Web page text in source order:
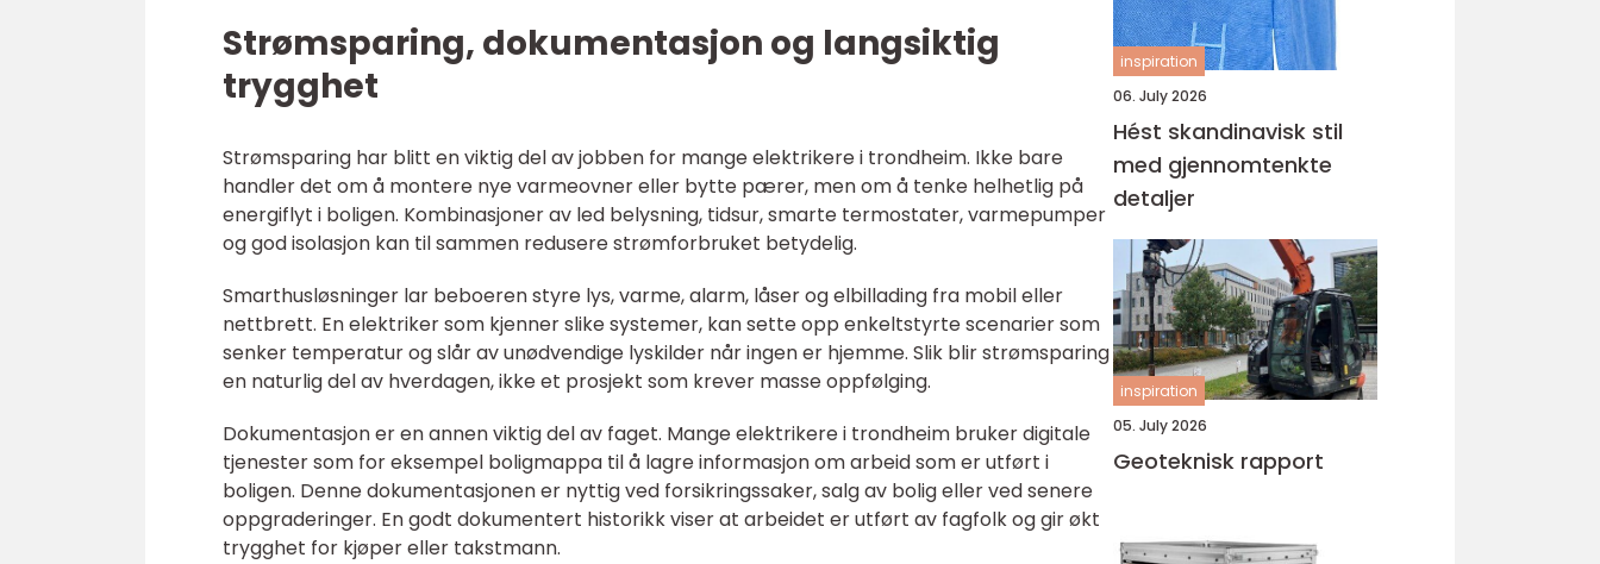
Strømsparing, dokumentasjon og langsiktig
trygghet
Strømsparing har blitt en viktig del av jobben for mange elektrikere i trondheim. Ikke bare
handler det om å montere nye varmeovner eller bytte pærer, men om å tenke helhetlig på
energiflyt i boligen. Kombinasjoner av led belysning, tidsur, smarte termostater, varmepumper
og god isolasjon kan til sammen redusere strømforbruket betydelig.
Smarthusløsninger lar beboeren styre lys, varme, alarm, låser og elbillading fra mobil eller
nettbrett. En elektriker som kjenner slike systemer, kan sette opp enkeltstyrte scenarier som
senker temperatur og slår av unødvendige lyskilder når ingen er hjemme. Slik blir strømsparing
en naturlig del av hverdagen, ikke et prosjekt som krever masse oppfølging.
Dokumentasjon er en annen viktig del av faget. Mange elektrikere i trondheim bruker digitale
tjenester som for eksempel boligmappa til å lagre informasjon om arbeid som er utført i
boligen. Denne dokumentasjonen er nyttig ved forsikringssaker, salg av bolig eller ved senere
oppgraderinger. En godt dokumentert historikk viser at arbeidet er utført av fagfolk og gir økt
trygghet for kjøper eller takstmann.
inspiration
06. July 2026
Hést skandinavisk stil
med gjennomtenkte
detaljer
inspiration
05. July 2026
Geoteknisk rapport